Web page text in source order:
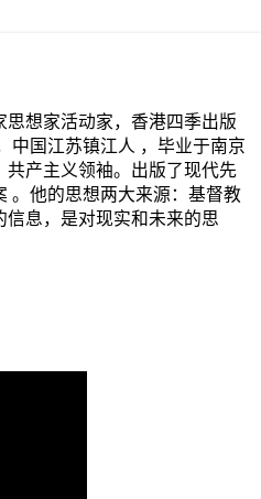
想家活动家，香港四季出版
中国江苏镇江人 ，毕业于南京
产主义领袖。出版了现代先
。他的思想两大来源：基督教
息，是对现实和未来的思